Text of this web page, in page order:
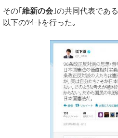
その｢ 維新の会 ｣の共同代表である
以下のﾂｲｰﾄを行った｡